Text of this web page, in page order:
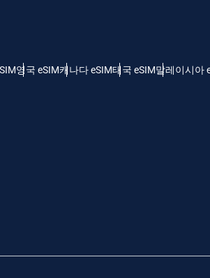
영국 eSIM캐나다 eSIM태국 eSIM말레이시아
Deutsch 简